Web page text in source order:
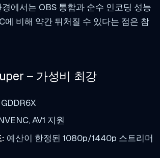
에서는 OBS 통합과 순수 인코딩 성능
에 비해 약간 뒤처질 수 있다는 점은 참
– 가성비 최강
AV1 지원
예산이 한정된 1080p/1440p 스트리머